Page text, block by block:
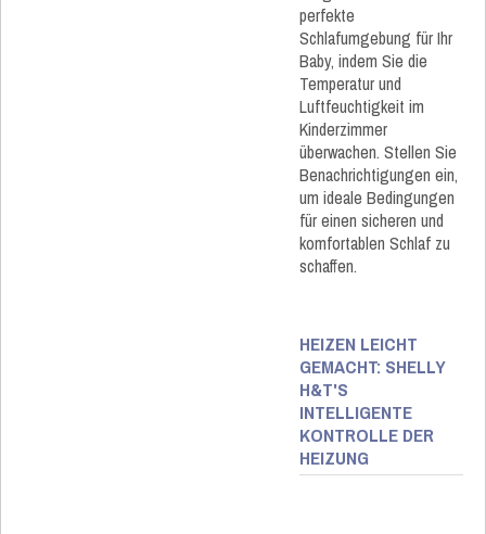
perfekte
Schlafumgebung für Ihr
Baby, indem Sie die
Temperatur und
Luftfeuchtigkeit im
Kinderzimmer
überwachen. Stellen Sie
Benachrichtigungen ein,
um ideale Bedingungen
für einen sicheren und
komfortablen Schlaf zu
schaffen.
HEIZEN LEICHT
GEMACHT: SHELLY
H&T'S
INTELLIGENTE
KONTROLLE DER
HEIZUNG